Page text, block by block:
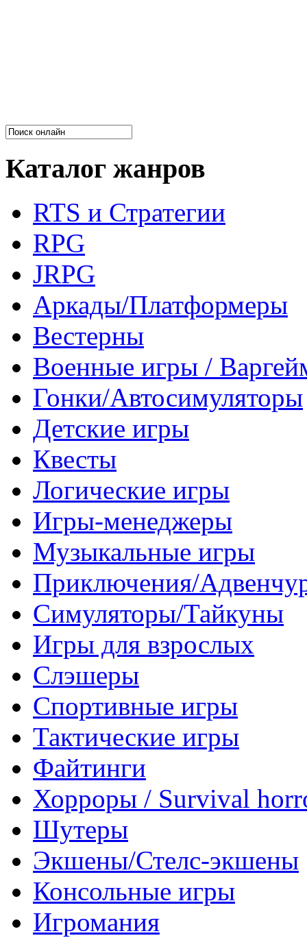
Каталог жанров
RTS и Стратегии
RPG
JRPG
Аркады/Платформеры
Вестерны
Военные игры /
Гонки/Автосимуляторы
Детские игры
Квесты
Логические игры
Игры-менеджеры
Музыкальные игры
Приключения/
Симуляторы/Тайкуны
Игры для взрослых
Слэшеры
Спортивные игры
Тактические игры
Файтинги
Хорроры / Survival
Шутеры
Экшены/Стелс-экшены
Консольные игры
Игромания